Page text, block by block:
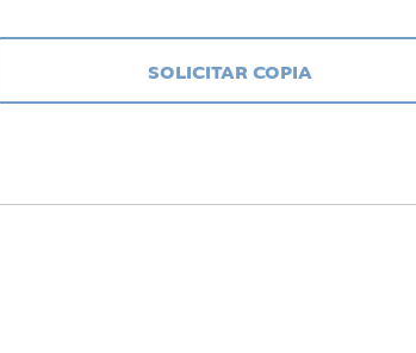
SOLICITAR COPIA